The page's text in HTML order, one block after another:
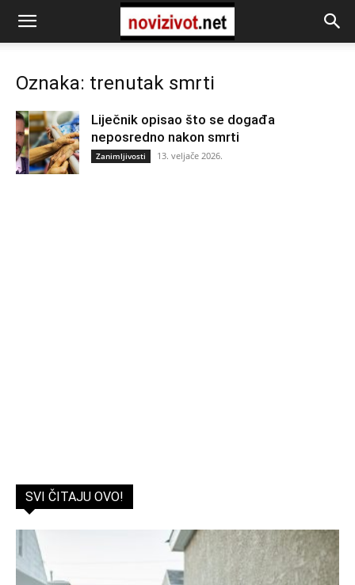
Oznaka: trenutak smrti
Liječnik opisao što se događa
neposredno nakon smrti
Zanimljivosti 13. veljače 2026.
SVI ČITAJU OVO!